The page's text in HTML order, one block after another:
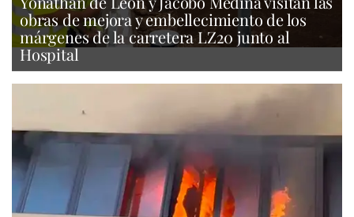
obras de mejora y embellecimiento de los
márgenes de la carretera LZ20 junto al
Hospital